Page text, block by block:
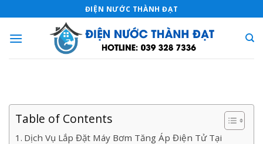
to
content
ĐIỆN NƯỚC THÀNH ĐẠT
Table of Contents
Dịch Vụ Lắp Đặt Máy Bơm Tăng Áp Điện Tử Tại